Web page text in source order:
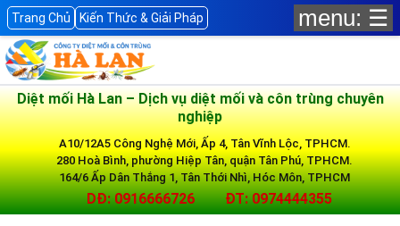
Trang Chủ Kiến Thức & Giải Pháp menu: ☰
Diệt mối Hà Lan – Dịch vụ diệt mối và côn trùng chuyên
nghiệp
A10/12A5 Công Nghệ Mới, Ấp 4, Tân Vĩnh Lộc, TPHCM.
280 Hoà Bình, phường Hiệp Tân, quận Tân Phú, TPHCM.
164/6 Ấp Dân Thắng 1, Tân Thới Nhì, Hóc Môn, TPHCM
DĐ: 0916666726 ĐT: 0974444355